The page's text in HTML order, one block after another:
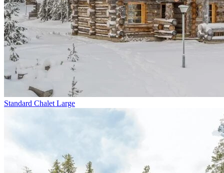
Standard Chalet Large